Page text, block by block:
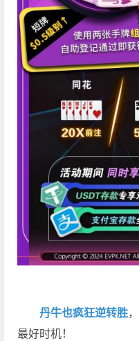
丹牛也疯狂逆转胜，
最好时机！